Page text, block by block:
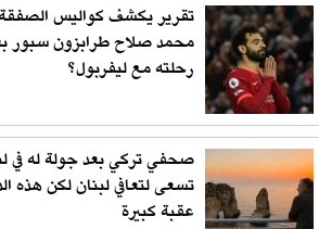
تقرير يكشف كواليس
محمد صلاح طرابزون سبور
رحلته مع ليفربول؟
صحفي تركي بعد جولة له في
تسعى لتعافي لبنان لكن هذه
عقبة كبيرة